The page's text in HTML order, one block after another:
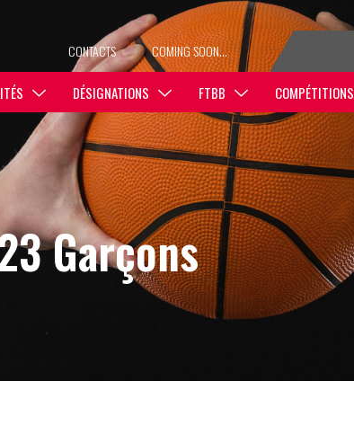
CONTACTS COMING SOON…
DÉSIGNATIONS FTBB COMPÉTITIONS
Garçons